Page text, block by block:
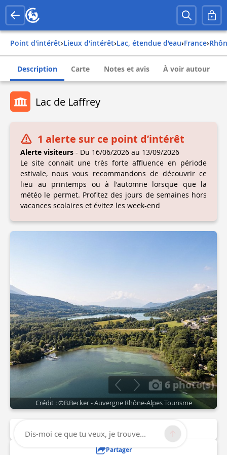
Point d'intérêt› Lieux d'intérêt› Lac, étendue d'eau› france›
Description Carte Notes et avis À voir autour
Lac de Laffrey
1 alerte sur ce point d’intérêt
Alerte visiteurs - Du 16/06/2026 au 13/09/2026
Le site connait une très forte affluence en période
estivale, nous vous recommandons de découvrir ce
lieu au printemps ou à l'automne lorsque que la
météo le permet. Profitez des jours de semaines hors
vacances scolaires et évitez les week-end
6 photo(s)
Crédit : ©B.Becker - Auvergne Rhône-Alpes Tourisme
Consulter sur l'application
Partager
Dis-moi ce que tu veux, je trouve...